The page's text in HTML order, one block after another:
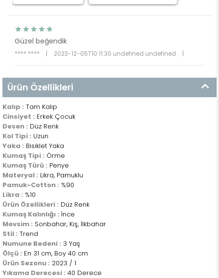
Güzel beğendik
**** **** | 2023-12-05T10:11:30 undefined undefined |
Ürün Özellikleri
Kalıp : Tam Kalıp
Cinsiyet : Erkek Çocuk
Desen : Düz Renk
Kol Tipi : Uzun
Yaka : Bisiklet Yaka
Kumaş Tipi : Örme
Kumaş Türü : Penye
Materyal : Likra, Pamuklu
Pamuk-Cotton : %90
Likra : %10
Ürün Özellikleri : Düz Renk
Kumaş Kalınlığı : İnce
Mevsim : Sonbahar, Kış, İlkbahar
Stil : Trend
Numune Bedeni : 3 Yaş
Ölçü : En 31 cm, Boy 40 cm
Ürün Sezonu : 2023 / 1
Yıkama Derecesi : 40 Derece